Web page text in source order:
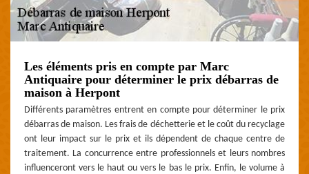
Les éléments pris en compte par Marc
Antiquaire pour déterminer le prix débarras de
maison à Herpont
Différents paramètres entrent en compte pour déterminer le prix
débarras de maison. Les frais de déchetterie et le coût du recyclage
ont leur impact sur le prix et ils dépendent de chaque centre de
traitement. La concurrence entre professionnels et leurs nombres
influenceront vers le haut ou vers le bas le prix. Enfin, le volume à